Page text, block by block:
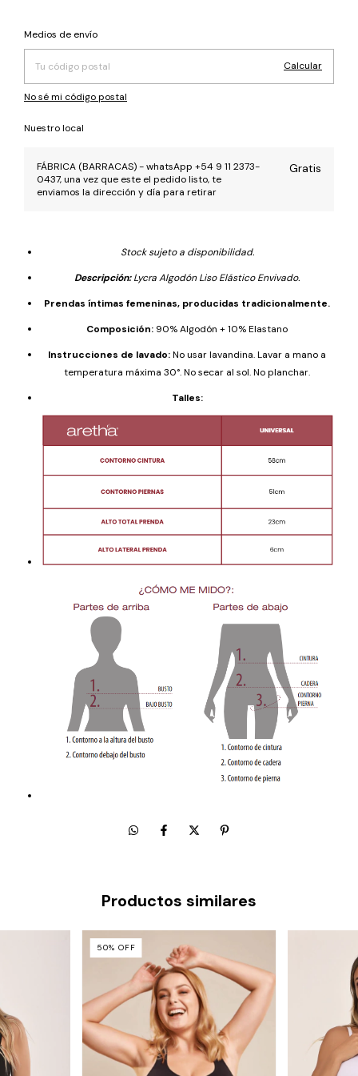
Entregas para el CP:
Medios de envío
Calcular
No sé mi código postal
Nuestro local
FÁBRICA (BARRACAS) - whatsApp +54 9 11 2373-
0437, una vez que este el pedido listo, te
enviamos la dirección y día para retirar
Gratis
Stock sujeto a disponibilidad.
Descripción: Lycra Algodón Liso Elástico Envivado.
Prendas íntimas femeninas, producidas tradicionalmente.
Composición: 90% Algodón + 10% Elastano
Instrucciones de lavado:No usar lavandina. Lavar a mano a
temperatura máxima 30°. No secar al sol. No planchar.
Talles:
Productos similares
50% OFF